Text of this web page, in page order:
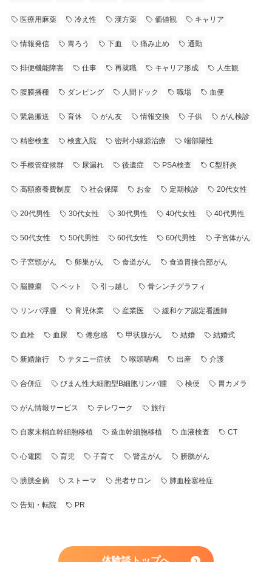
医療用麻薬 冷え性 漢方薬 価値観 キャリア
情報発信 胃ろう 下血 痛み止め 通勤
排便機能障害 仕事 再就職 キャリア形成 人生観
腹膜播種 ダンピング 人間ドック 職場 血便
緊急搬送 育休 がん友 情報交換 子供 がん検診
精密検査 検査入院 密封小線源治療 端部陽性
手根管症候群 尿漏れ 後遺症 PSA検査 C型肝炎
高額療養費制度 社会保障 お金 定期検診 20代女性
20代男性 30代女性 30代男性 40代女性 40代男性
50代女性 50代男性 60代女性 60代男性 子宮体がん
子宮頸がん 卵巣がん 食道がん 食道胃接合部がん
脳腫瘍 ペット 引っ越し 骨シンチグラフィ
リンパ浮腫 育児休業 産業医 緩和ケア認定看護師
血栓 血尿 倦怠感 甲状腺がん 結婚 結婚式
新婚旅行 テタニー症状 喉頭喘鳴 出産 介護
合併症 びまん性大細胞型B細胞リンパ腫 検便 胃カメラ
がん情報サービス テレワーク 旅行
自家末梢血幹細胞移植 造血幹細胞移植 血液検査 CT
心電図 育児 子育て 腎盂がん 膀胱がん
膀胱全摘 ストーマ 患者サロン 肺血栓塞栓症
告知・転院 PR